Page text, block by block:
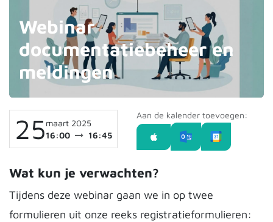
Webinar
documentatiebeheer en
meldingen
25maart 2025
16:00
16:45
Aan de kalender toevoegen:
Wat kun je verwachten?
Tijdens deze webinar gaan we in op twee
formulieren uit onze reeks registratieformulieren: